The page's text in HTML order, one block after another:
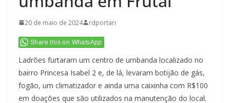
20 de maio de 2024 rdportari
Share this on WhatsApp
Ladrões furtaram um centro de umbanda localizado no
bairro Princesa Isabel 2 e, de lá, levaram botijão de gás,
fogão, um climatizador e ainda uma caixinha com R$100
em doações que são utilizados na manutenção do local.